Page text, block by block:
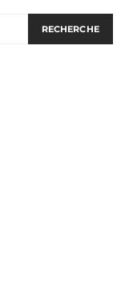
RECHERCHE